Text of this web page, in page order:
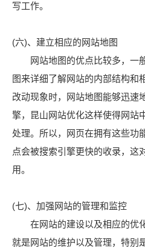
写工作。
(六)、建立相应的网站地图
网站地图的优点比较多，一
图来详细了解网站的内部结构和
改动现象时，网站地图能够迅速
擎，昆山网站优化这样使得网站
处理。所以，网页在拥有这些功
点会被搜索引擎更快的收录，这
用。
(七)、加强网站的管理和监控
在网站的建设以及相应的优
就是网站的维护以及管理，特别